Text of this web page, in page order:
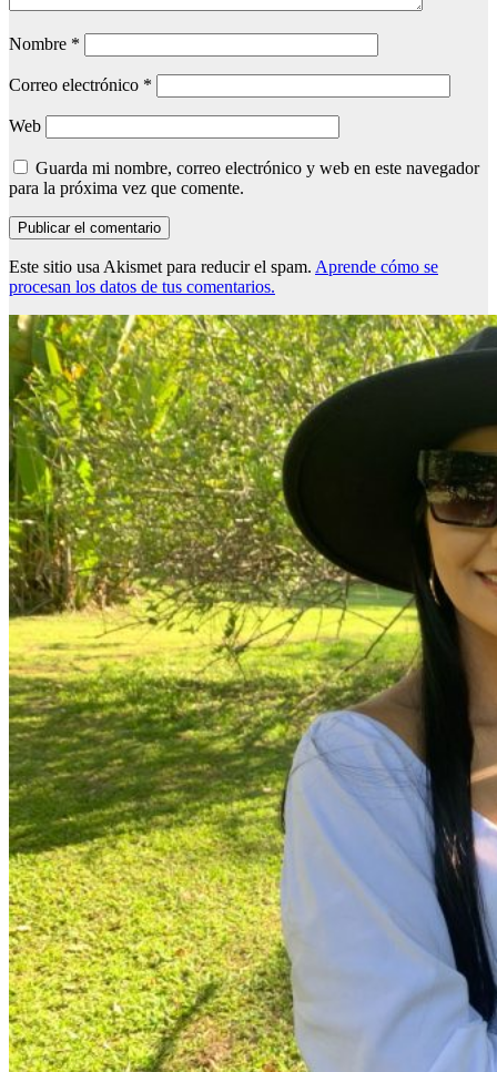
Nombre *
Correo electrónico *
Web
Guarda mi nombre, correo electrónico y web en este navegador
para la próxima vez que comente.
Este sitio usa Akismet para reducir el spam. Aprende cómo se
procesan los datos de tus comentarios.